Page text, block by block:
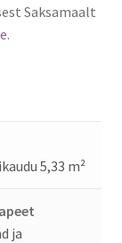
Saksamaalt
.
5,33 m²
ja